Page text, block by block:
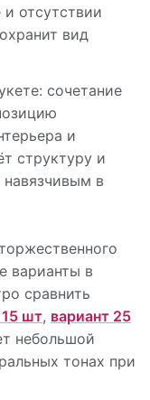
отсутствии
вид
сочетание
и
структуру и
навязчивым в
варианты в
сравнить
15 шт, вариант 25
небольшой
тонах при